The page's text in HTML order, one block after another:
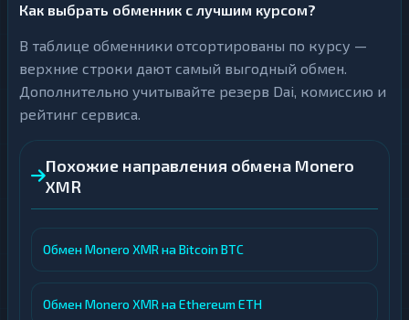
Как выбрать обменник с лучшим курсом?
В таблице обменники отсортированы по курсу —
верхние строки дают самый выгодный обмен.
Дополнительно учитывайте резерв Dai, комиссию и
рейтинг сервиса.
Похожие направления обмена Monero
XMR
Обмен Monero XMR на Bitcoin BTC
Обмен Monero XMR на Ethereum ETH